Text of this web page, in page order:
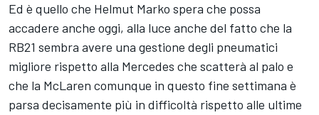
Ed è quello che Helmut Marko spera che possa
accadere anche oggi, alla luce anche del fatto che la
RB21 sembra avere una gestione degli pneumatici
migliore rispetto alla Mercedes che scatterà al palo e
che la McLaren comunque in questo fine settimana è
parsa decisamente più in difficoltà rispetto alle ultime